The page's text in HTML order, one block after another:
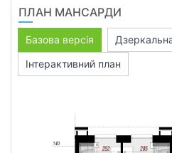
ПЛАН МАНСАРДИ
Базова версія
Інтерактивний план